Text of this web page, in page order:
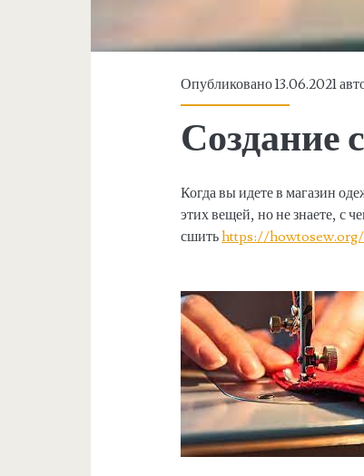
Опубликовано 13.06.2021
Создание
Когда вы идете в магазин
этих вещей, но не знаете, с
сшитьhttps://howtosew.org/